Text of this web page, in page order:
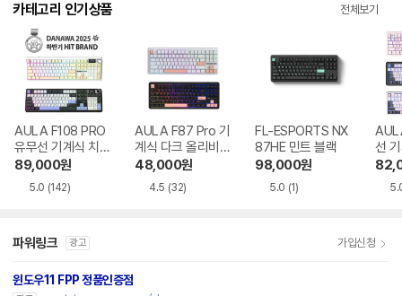
카테고리 인기상품 전체보기
AULA F108 PRO
유무선 기계식 치즈
화이트 한글
89,000원
5.0 (142)
AULA F87 Pro 기
계식 다크 올리비아
한글
48,000원
4.5 (32)
FL-ESPORTS NX
87HE 민트 블랙
98,000원
5.0 (1)
선
블랙
파워링크 광고 가입신청
윈도우11 FPP 정품인증점